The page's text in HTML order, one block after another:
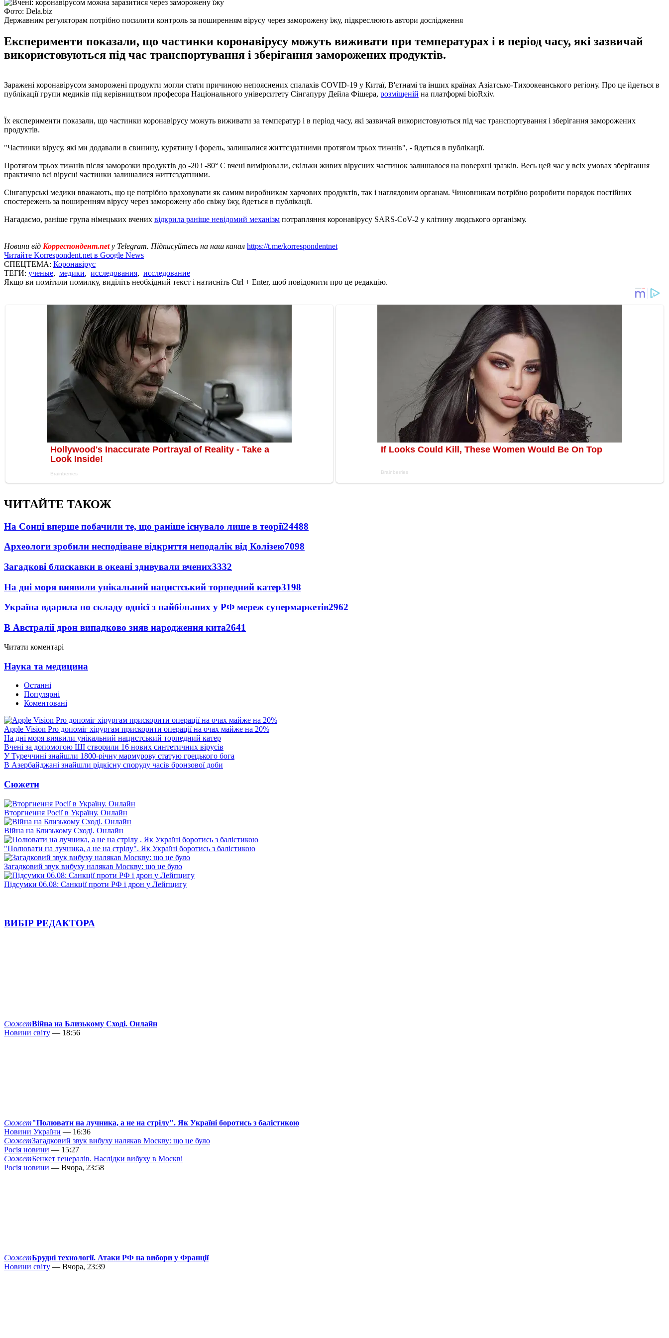
Фото: Dela.biz
Державним регуляторам потрібно посилити контроль за поширенням вірусу через заморожену їжу, підкреслюють автори дослідження
Експерименти показали, що частинки коронавірусу можуть виживати при температурах і в період часу, які зазвичай
використовуються під час транспортування і зберігання заморожених продуктів.
Заражені коронавірусом заморожені продукти могли стати причиною непояснених спалахів COVID-19 у Китаї, В'єтнамі та інших країнах Азіатсько-Тихоокеанського регіону. Про це йдеться в
публікації групи медиків під керівництвом професора Національного університету Сінгапуру Дейла Фішера, розміщеній на платформі bioRxiv.
Їх експерименти показали, що частинки коронавірусу можуть виживати за температур і в період часу, які зазвичай використовуються під час транспортування і зберігання заморожених
продуктів.
"Частинки вірусу, які ми додавали в свинину, курятину і форель, залишалися життєздатними протягом трьох тижнів", - йдеться в публікації.
Протягом трьох тижнів після заморозки продуктів до -20 і -80° С вчені вимірювали, скільки живих вірусних частинок залишалося на поверхні зразків. Весь цей час у всіх умовах зберігання
практично всі вірусні частинки залишалися життєздатними.
Сінгапурські медики вважають, що це потрібно враховувати як самим виробникам харчових продуктів, так і наглядовим органам. Чиновникам потрібно розробити порядок постійних
спостережень за поширенням вірусу через заморожену або свіжу їжу, йдеться в публікації.
Нагадаємо, раніше група німецьких вчених відкрила раніше невідомий механізм потрапляння коронавірусу SARS-CoV-2 у клітину людського організму.
Новини від Корреспондент.net у Telegram. Підписуйтесь на наш канал https://t.me/korrespondentnet
Читайте Korrespondent.net в Google News
СПЕЦТЕМА: Коронавірус
ТЕГИ: ученые, медики, исследования, исследование
Якщо ви помітили помилку, виділіть необхідний текст і натисніть Ctrl + Enter, щоб повідомити про це редакцію.
ЧИТАЙТЕ ТАКОЖ
На Сонці вперше побачили те, що раніше існувало лише в теорії24488
Археологи зробили несподіване відкриття неподалік від Колізею7098
Загадкові блискавки в океані здивували вчених3332
На дні моря виявили унікальний нацистський торпедний катер3198
Україна вдарила по складу однієї з найбільших у РФ мереж супермаркетів2962
В Австралії дрон випадково зняв народження кита2641
Читати коментарі
Наука та медицина
Останні
Популярні
Коментовані
Apple Vision Pro допоміг хірургам прискорити операції на очах майже на 20%
На дні моря виявили унікальний нацистський торпедний катер
Вчені за допомогою ШІ створили 16 нових синтетичних вірусів
У Туреччині знайшли 1800-річну мармурову статую грецького бога
В Азербайджані знайшли рідкісну споруду часів бронзової доби
Сюжети
Вторгнення Росії в Україну. Онлайн
Війна на Близькому Сході. Онлайн
"Полювати на лучника, а не на стрілу". Як Україні боротись з балістикою
Загадковий звук вибуху налякав Москву: що це було
Підсумки 06.08: Санкції проти РФ і дрон у Лейпцигу
ВИБІР РЕДАКТОРА
СюжетВійна на Близькому Сході. Онлайн
Новини світу — 18:56
Сюжет"Полювати на лучника, а не на стрілу". Як Україні боротись з балістикою
Новини України — 16:36
СюжетЗагадковий звук вибуху налякав Москву: що це було
Росія новини — 15:27
СюжетБенкет генералів. Наслідки вибуху в Москві
Росія новини — Вчора, 23:58
СюжетБрудні технології. Атаки РФ на вибори у Франції
Новини світу — Вчора, 23:39